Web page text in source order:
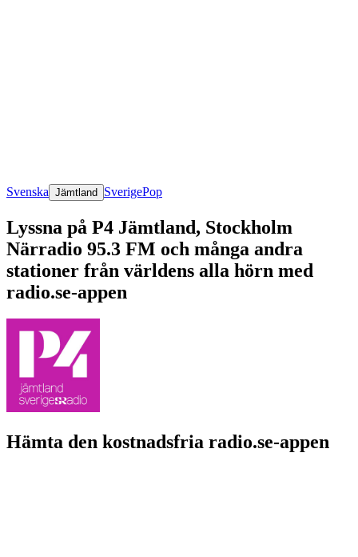
Svenska Jämtland SverigePop
Lyssna på P4 Jämtland, Stockholm
Närradio 95.3 FM och många andra
stationer från världens alla hörn med
radio.se-appen
Hämta den kostnadsfria radio.se-appen